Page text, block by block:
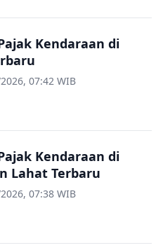
Kendaraan di
07:42 WIB
Kendaraan di
Lahat Terbaru
07:38 WIB